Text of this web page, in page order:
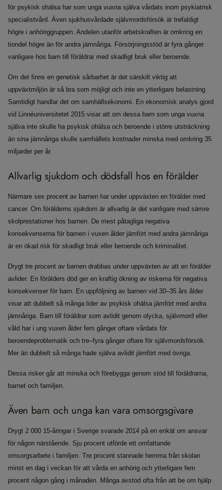
för psykisk ohälsa har som unga vuxna själva vårdats inom psykiatrisk
specialistvård. Även sjukhusvårdade självmordsförsök är trefaldigt
högre i anhöriggruppen. Andelen utanför arbetskraften är omkring en
tiondel högre än för andra jämnåriga. Försörjningsstöd är fyra gånger
vanligare hos barn till föräldrar med skadligt bruk eller beroende.
Om det finns en genetisk sårbarhet är det särskilt viktig att
uppväxtmiljön är så bra som möjligt och inte en ytterligare belastning.
Samtidigt handlar det om samhällsekonomi. En ekonomisk analys gjord
vid Linnéuniversitetet 2015 visar att om dessa barn som unga vuxna
själva inte skulle ha psykisk ohälsa och beroende i större utsträckning
än sina jämnåriga skulle samhällets kostnader minska med omkring 35
miljarder per år.
Allvarlig sjukdom och dödsfall hos en förälder
Närmare sex procent av barnen har under uppväxten en förälder med
cancer. Om förälderns sjukdom är allvarlig är det vanligare med sämre
skolprestationer hos barnen. De mest påtagliga negativa
konsekvenserna för barnen i vuxen ålder jämfört med andra jämnåriga
är en ökad risk för skadligt bruk eller beroende och kriminalitet.
Drygt tre procent av barnen drabbas under uppväxten av att en förälder
avlider. En förälders död ger en kraftig ökning av riskerna för negativa
konsekvenser för barn. En uppföljning av barnen vid 30–35 års ålder
visar att dubbelt så många lider av psykisk ohälsa jämfört med andra
jämnåriga. Barn till föräldrar som avlidit genom olycka, självmord eller
våld har i ung vuxen ålder fem gånger oftare vårdats för
beroendeproblematik och tre–fyra gånger oftare för självmordsförsök.
Mer än dubbelt så många hade själva avlidit jämfört med övriga.
Dessa risker går att minska och förebygga genom stöd till föräldrarna,
barnet och familjen.
Även barn och unga kan vara omsorgsgivare
Drygt 2 000 15-åringar i Sverige svarade 2014 på en enkät om ansvar
för någon närstående. Sju procent utförde ett omfattande
omsorgsarbete i familjen. Tre procent stannade hemma från skolan
minst en dag i veckan för att vårda en anhörig och ytterligare fem
procent någon gång i månaden. Många avstod ofta från att be om hjälp